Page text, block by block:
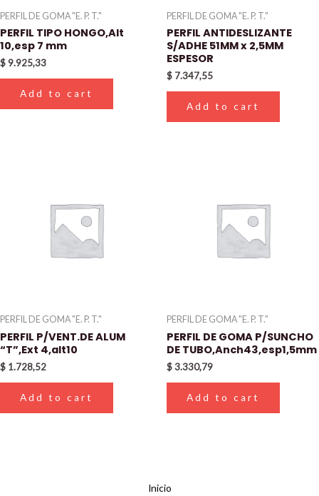
PERFIL DE GOMA "E. P. T."
PERFIL TIPO HONGO,Alt
10,esp 7 mm
$ 9.925,33
Add to cart
PERFIL DE GOMA "E. P. T."
PERFIL ANTIDESLIZANTE
S/ADHE 51MM x 2,5MM
ESPESOR
$ 7.347,55
Add to cart
PERFIL DE GOMA "E. P. T."
PERFIL P/VENT.DE ALUM
“T”,Ext 4,alt10
$ 1.728,52
Add to cart
PERFIL DE GOMA "E. P. T."
PERFIL DE GOMA P/SUNCHO
DE TUBO,Anch43,esp1,5mm
$3.330,79
Add to cart
Inicio